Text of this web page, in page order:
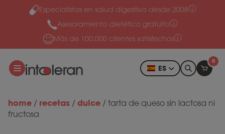
Ir al contenido
Especialistas en salud digestiva desde 2008
Asesoramiento dietético gratuito
Más de 100.000 clientes satisfechos
ES
0
home / recetas / dulce / tarta de queso sin lactosa ni
fructosa